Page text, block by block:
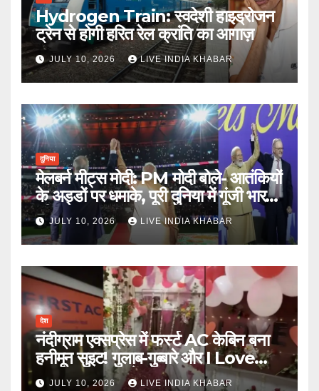
Hydrogen Train: स्वदेशी हाइड्रोजन
ट्रेन से होगी हरित रेल क्रांति का आगाज़
JULY 10, 2026 LIVE INDIA KHABAR
दुनिया
मेलबर्न मीट्स मोदी: PM मोदी बोले- आतंकियों
के अड्डों पर धमाके, पूरी दुनिया में गूंजी भारत
की ताकत
JULY 10, 2026 LIVE INDIA KHABAR
देश
नंदीग्राम एक्सप्रेस में फर्स्ट AC केबिन बना
हनीमून सुइट! गुलाब-गुब्बारे और I Love
You, TTE सस्पेंड
JULY 10, 2026 LIVE INDIA KHABAR